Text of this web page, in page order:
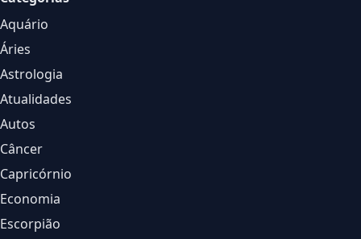
Aquário
Áries
Astrologia
Atualidades
Autos
Câncer
Capricórnio
Economia
Escorpião